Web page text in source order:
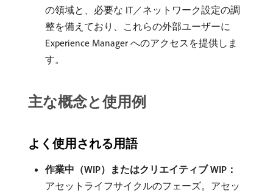
の領域と、必要な IT／ネットワーク設定の調
整を備えており、これらの外部ユーザーに
Experience Manager へのアクセスを提供しま
す。
主な概念と使用例
よく使用される用語
作業中（WIP）またはクリエイティブ WIP：
アセットライフサイクルのフェーズ。アセッ